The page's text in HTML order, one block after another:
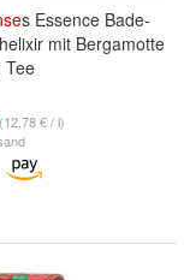
s Essence Bade-
mit Bergamotte
Tee
(12,78 € / l)